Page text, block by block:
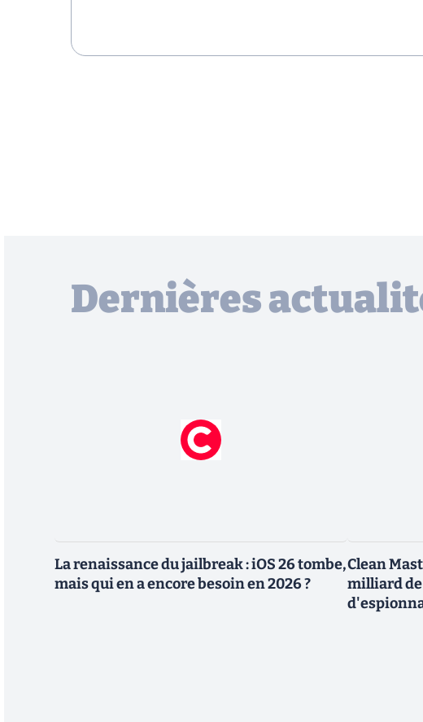
Dernières
La renaissance du jailbreak : iOS 26 tombe,
mais qui en a encore besoin en 2026 ?
Clean
milliard